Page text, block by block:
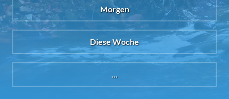
Morgen
Diese Woche